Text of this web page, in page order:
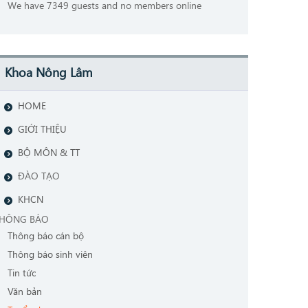
We have 7349 guests and no members online
Khoa Nông Lâm
HOME
GIỚI THIỆU
BỘ MÔN & TT
ĐÀO TẠO
KHCN
BÁO
Thông báo cán bộ
Thông báo sinh viên
Tin tức
Văn bản